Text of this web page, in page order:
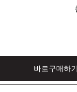
바로구매하기